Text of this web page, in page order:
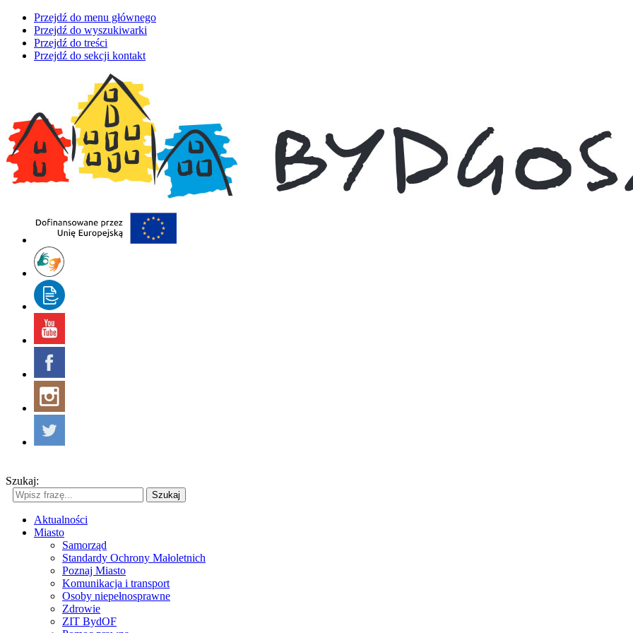
Przejdź do menu głównego
Przejdź do wyszukiwarki
Przejdź do treści
Przejdź do sekcji kontakt
Szukaj:
Szukaj
Aktualności
Miasto
Samorząd
Standardy Ochrony Małoletnich
Poznaj Miasto
Komunikacja i transport
Osoby niepełnosprawne
Zdrowie
ZIT BydOF